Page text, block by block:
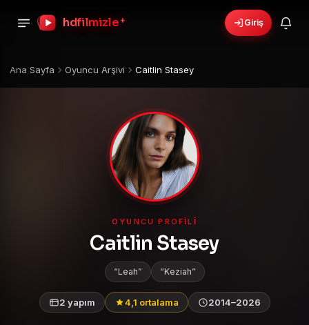
hdfilmizle + Giriş
Ana Sayfa Oyuncu Arşivi Caitlin Stasey
OYUNCU PROFILI
Caitlin Stasey
Leah Keziah
2 yapım 4,1 ortalama 2014–2026